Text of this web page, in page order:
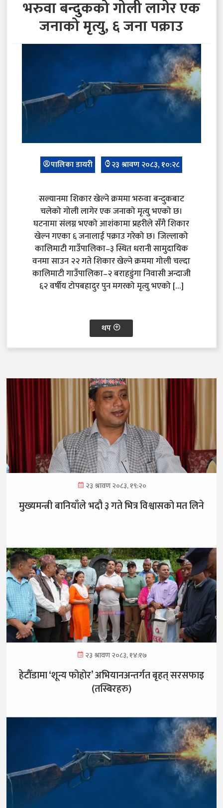
भरुवा बन्दुकको गोली लागेर एक
जनाको मृत्यु, ६ जना पक्राउ
पालिका डायरी २३ श्रावण २०८३, १०:२८
सल्यानमा शिकार खेल्ने क्रममा भरुवा बन्दुकबाट
चलेको गोली लागेर एक जनाको मृत्यु भएको छ।
घटनामा संलग्न भएको आशंकामा प्रहरीले सँगै शिकार
खेल्न गएका ६ जनालाई पक्राउ गरेको छ। जिल्लाको
कालिमाटी गाउँपालिका–३ स्थित धरानी सामुदायिक
वनमा साउन २२ गते शिकार खेल्ने क्रममा गोली चल्दा
कालिमाटी गाउँपालिका–२ बराहडुंगा निवासी अन्दाजी
६२ वर्षीय टोपबहादुर पुन मगरको मृत्यु भएको […]
थप
२३ श्रावण २०८३, १९:२०
मुख्यमन्त्री बानियाँले भदौ ३ गते भित्र विश्वासको मत लिने
२३ श्रावण २०८३, १४:१७
हेटौँडामा ‘शून्य फोहोर’ अभियानअन्तर्गत बृहत् सरसफाइ
(तस्बिरहरु)